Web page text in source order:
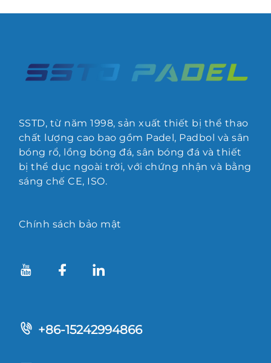
SSTD, từ năm 1998, sản xuất thiết bị thể thao
chất lượng cao bao gồm Padel, Padbol và sân
bóng rổ, lồng bóng đá, sân bóng đá và thiết
bị thể dục ngoài trời, với chứng nhận và bằng
sáng chế CE, ISO.
Chính sách bảo mật
+86-15242994866